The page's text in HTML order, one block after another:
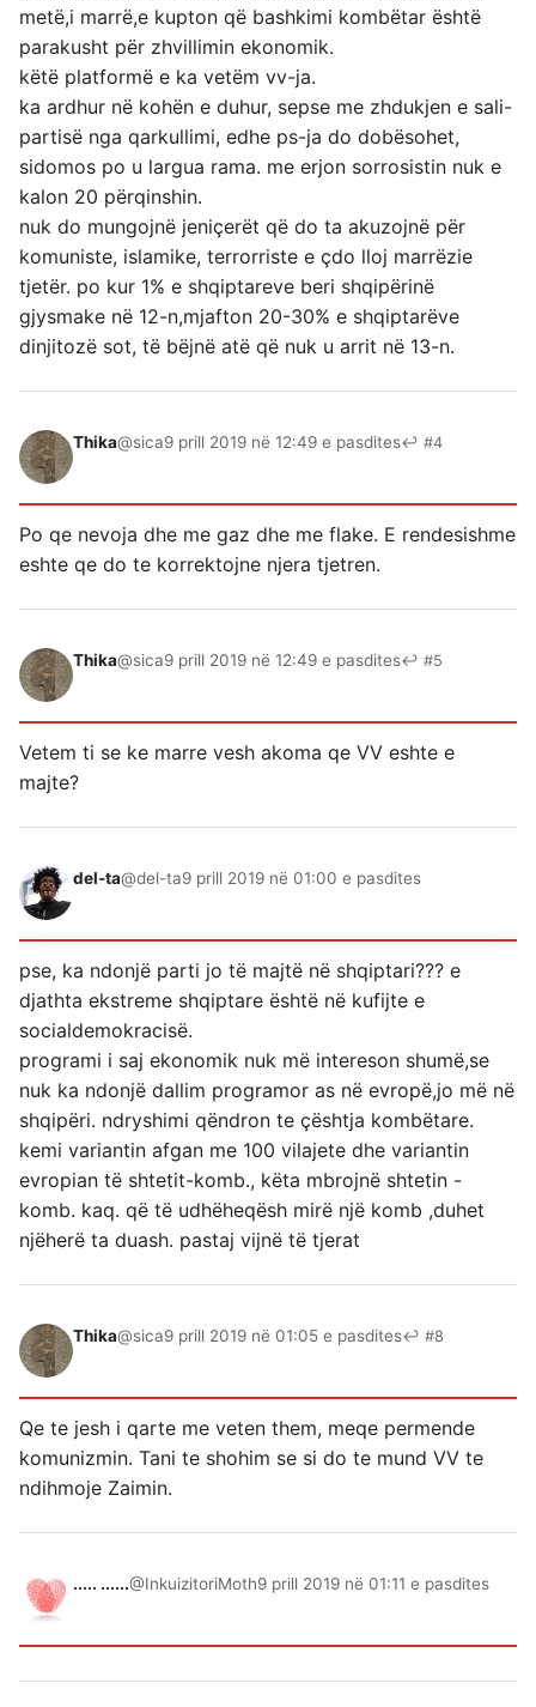
metë,i marrë,e kupton që bashkimi kombëtar është
parakusht për zhvillimin ekonomik.
këtë platformë e ka vetëm vv-ja.
ka ardhur në kohën e duhur, sepse me zhdukjen e sali-
partisë nga qarkullimi, edhe ps-ja do dobësohet,
sidomos po u largua rama. me erjon sorrosistin nuk e
kalon 20 përqinshin.
nuk do mungojnë jeniçerët që do ta akuzojnë për
komuniste, islamike, terrorriste e çdo lloj marrëzie
tjetër. po kur 1% e shqiptareve beri shqipërinë
gjysmake në 12-n,mjafton 20-30% e shqiptarëve
dinjitozë sot, të bëjnë atë që nuk u arrit në 13-n.
Thika@sica9 prill 2019 në 12:49 e pasdites↩ #4
Po qe nevoja dhe me gaz dhe me flake. E rendesishme
eshte qe do te korrektojne njera tjetren.
Thika@sica9 prill 2019 në 12:49 e pasdites↩ #5
Vetem ti se ke marre vesh akoma qe VV eshte e
majte?
del-ta@del-ta9 prill 2019 në 01:00 e pasdites
pse, ka ndonjë parti jo të majtë në shqiptari??? e
djathta ekstreme shqiptare është në kufijte e
socialdemokracisë.
programi i saj ekonomik nuk më intereson shumë,se
nuk ka ndonjë dallim programor as në evropë,jo më në
shqipëri. ndryshimi qëndron te çështja kombëtare.
kemi variantin afgan me 100 vilajete dhe variantin
evropian të shtetit-komb., këta mbrojnë shtetin -
komb. kaq. që të udhëheqësh mirë një komb ,duhet
njëherë ta duash. pastaj vijnë të tjerat
Thika@sica9 prill 2019 në 01:05 e pasdites↩ #8
Qe te jesh i qarte me veten them, meqe permende
komunizmin. Tani te shohim se si do te mund VV te
ndihmoje Zaimin.
..... ......@InkuizitoriMoth9 prill 2019 në 01:11 e pasdites